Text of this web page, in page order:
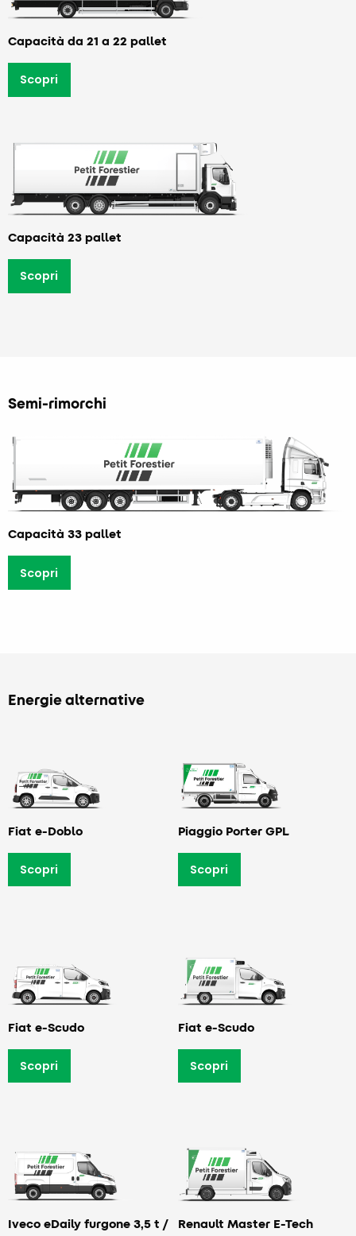
Capacità da 21 a 22 pallet
Scopri
Capacità 23 pallet
Scopri
Semi-rimorchi
Capacità 33 pallet
Scopri
Energie alternative
Fiat e-Doblo
Scopri
Piaggio Porter GPL
Scopri
Fiat e-Scudo
Scopri
Fiat e-Scudo
Scopri
Iveco eDaily furgone 3,5 t /
Renault Master E-Tech